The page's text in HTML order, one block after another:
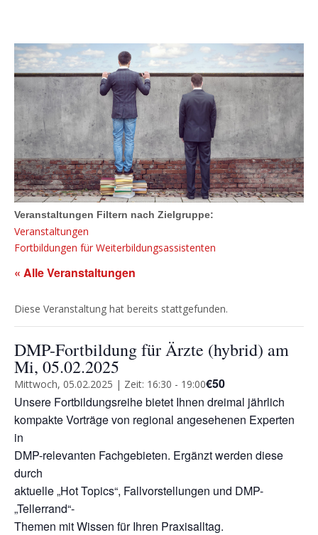
Veranstaltungen Filtern nach Zielgruppe:
Veranstaltungen
Fortbildungen für Weiterbildungsassistenten
« Alle Veranstaltungen
Diese Veranstaltung hat bereits stattgefunden.
DMP-Fortbildung für Ärzte (hybrid) am
Mi, 05.02.2025
Mittwoch, 05.02.2025 | Zeit: 16:30 - 19:00€50
Unsere Fortbildungsreihe bietet Ihnen dreimal jährlich
kompakte Vorträge von regional angesehenen Experten
in
DMP-relevanten Fachgebieten. Ergänzt werden diese
durch
aktuelle „Hot Topics“, Fallvorstellungen und DMP-
„Tellerrand“-
Themen mit Wissen für Ihren Praxisalltag.